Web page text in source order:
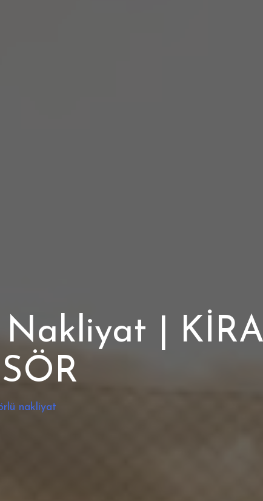
Nakliyat |
nakliyat